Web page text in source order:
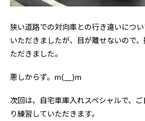
狭い道路での対向車との行き違いにつ
いただきましたが、目が離せないので
ただきました。
悪しからず。m(__)m
次回は、自宅車庫入れスペシャルで、
り練習していただきます。